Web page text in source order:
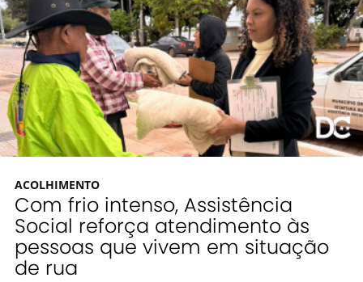
ACOLHIMENTO
Com frio intenso, Assistência
Social reforça atendimento às
pessoas que vivem em situação
de rua